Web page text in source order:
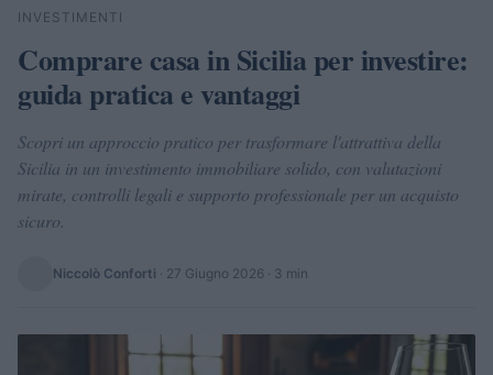
Cerca
INVESTIMENTI
Comprare casa in Sicilia per investire:
guida pratica e vantaggi
Scopri un approccio pratico per trasformare l'attrattiva della
Sicilia in un investimento immobiliare solido, con valutazioni
mirate, controlli legali e supporto professionale per un acquisto
sicuro.
Niccolò Conforti · 27 Giugno 2026 · 3 min